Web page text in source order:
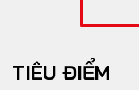
TIÊU ĐIỂM